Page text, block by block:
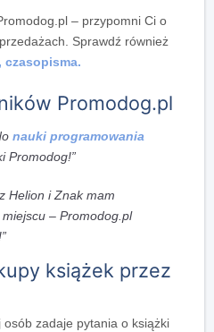
– przypomni Ci o
Sprawdź również
czasopisma.
Promodog.pl
nauki programowania
Promodog!”
Helion i Znak mam
– Promodog.pl
książek przez
zadaje pytania o książki